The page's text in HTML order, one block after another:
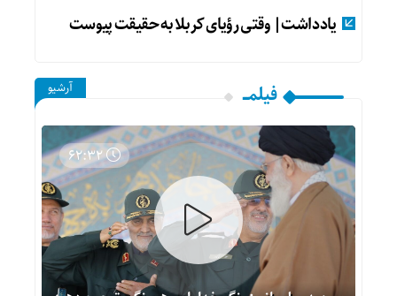
یادداشت| وقتی رؤیای کربلا به حقیقت پیوست
فیلمـــ آرشیو
62:32